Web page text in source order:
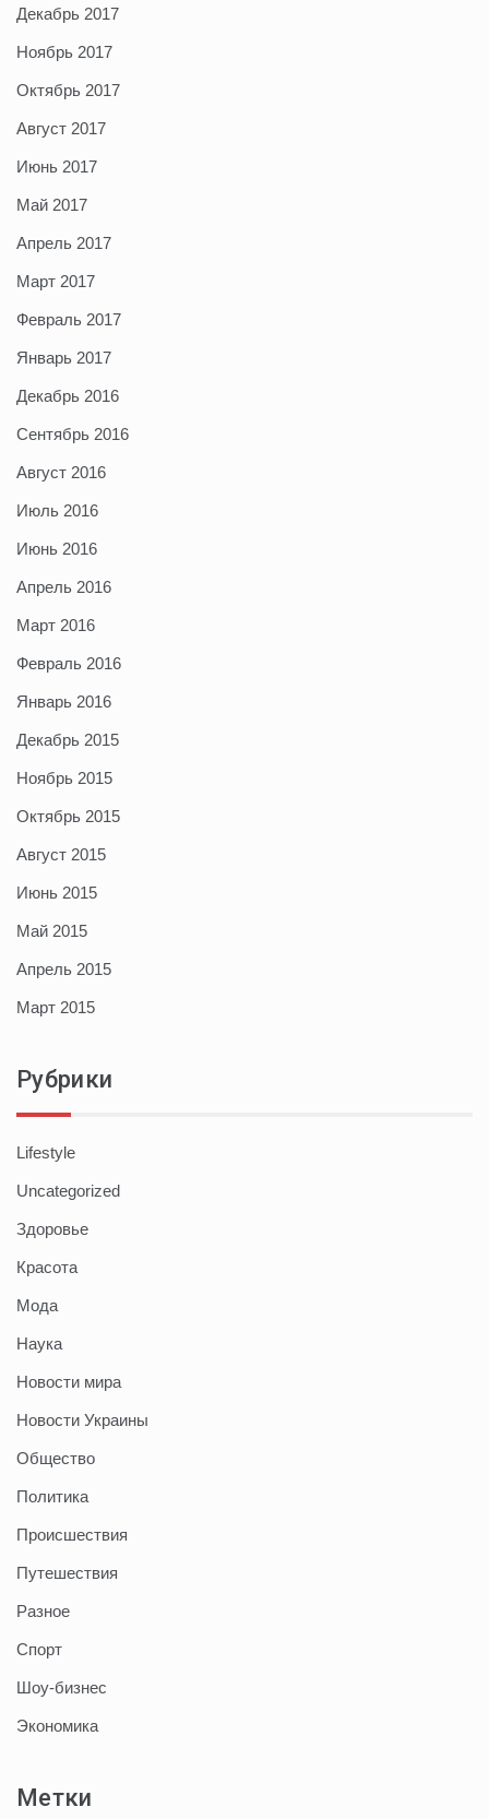
Декабрь 2017
Ноябрь 2017
Октябрь 2017
Август 2017
Июнь 2017
Май 2017
Апрель 2017
Март 2017
Февраль 2017
Январь 2017
Декабрь 2016
Сентябрь 2016
Август 2016
Июль 2016
Июнь 2016
Апрель 2016
Март 2016
Февраль 2016
Январь 2016
Декабрь 2015
Ноябрь 2015
Октябрь 2015
Август 2015
Июнь 2015
Май 2015
Апрель 2015
Март 2015
Рубрики
Lifestyle
Uncategorized
Здоровье
Красота
Мода
Наука
Новости мира
Новости Украины
Общество
Политика
Происшествия
Путешествия
Разное
Спорт
Шоу-бизнес
Экономика
Метки